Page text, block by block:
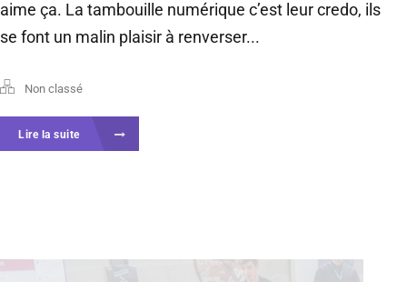
aime ça. La tambouille numérique c’est leur credo, ils
se font un malin plaisir à renverser...
Non classé
Lire la suite